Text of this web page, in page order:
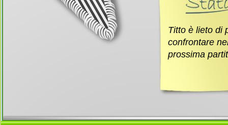
Titto è lieto di
confrontare
prossima